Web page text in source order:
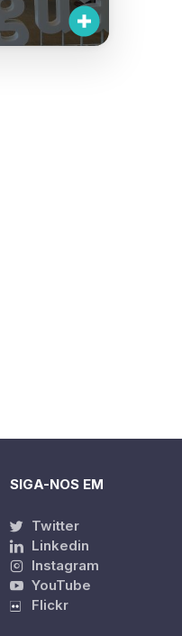
SIGA-NOS EM
Twitter
Linkedin
Instagram
YouTube
Flickr